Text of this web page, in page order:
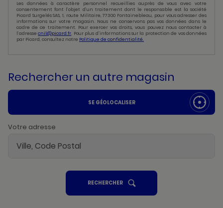
Les données à caractère personnel recueillies auprès de vous avec votre
consentement font l’objet d’un traitement dont le responsable est la société
Picard Surgelés SAS, 1, route Militaire, 77300 Fontainebleau, pour vous adresser des
informations sur votre magasin. Nous ne conservons pas vos données dans le
cadre de ce traitement. Pour exercer vos droits, vous pouvez nous contacter à
l’adressecnil@picard.fr. Pour plus d’informations sur la protection de vos données
par Picard, consultez notre Politique de confidentialité.
Rechercher un autre magasin
SE GÉOLOCALISER
Votre adresse
RECHERCHERUN
POINT
VENTE